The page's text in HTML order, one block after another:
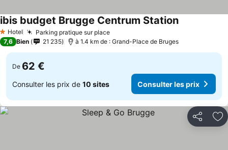
1 Étoiles
Hotel Parking pratique sur place
ibis budget Brugge Centrum Station
7,6 Bien 21 235 à 1.4 km de : Grand-Place de Bruges
De 62 €
Consulter les prix de 10 sites Consulter les prix
Partager